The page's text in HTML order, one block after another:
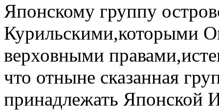
Японскому группу
Курильскими,которыми
верховными правами,
что отныне сказанная
принадлежать Японской